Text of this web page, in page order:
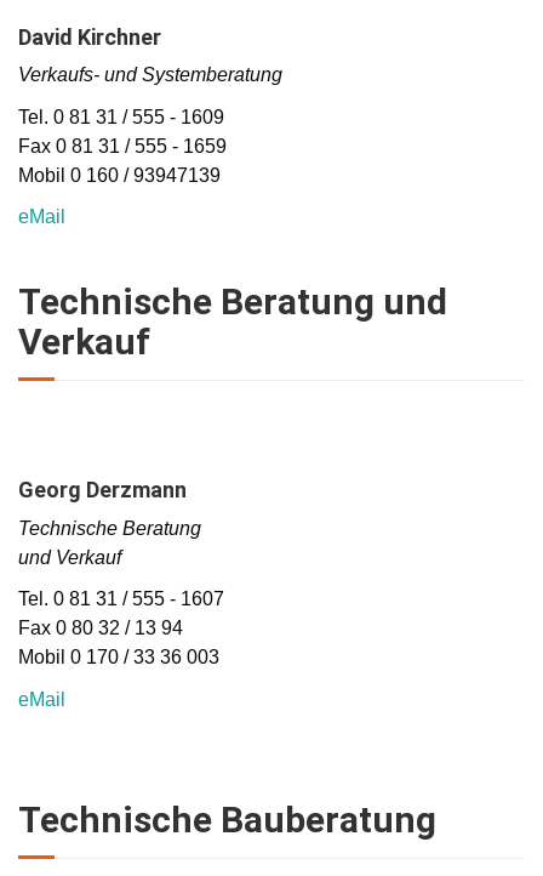
David Kirchner
Verkaufs- und Systemberatung
Tel. 0 81 31 / 555 - 1609
Fax 0 81 31 / 555 - 1659
Mobil 0 160 / 93947139
eMail
Technische Beratung und
Verkauf
Georg Derzmann
Technische Beratung
und Verkauf
Tel. 0 81 31 / 555 - 1607
Fax 0 80 32 / 13 94
Mobil 0 170 / 33 36 003
eMail
Technische Bauberatung